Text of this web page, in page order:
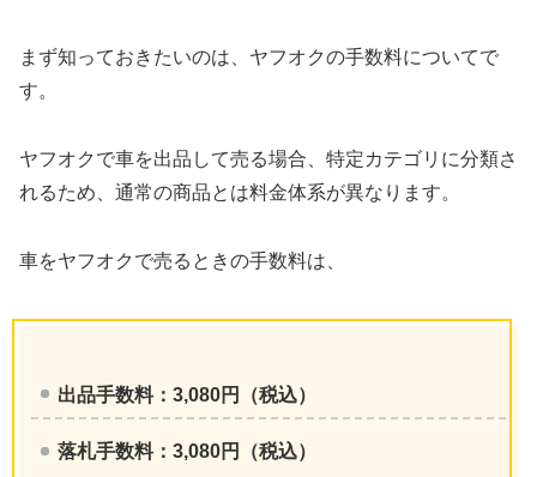
まず知っておきたいのは、ヤフオクの手数料についてで
す。
ヤフオクで車を出品して売る場合、特定カテゴリに分類さ
れるため、通常の商品とは料金体系が異なります。
車をヤフオクで売るときの手数料は、
出品手数料：3,080円（税込）
落札手数料：3,080円（税込）